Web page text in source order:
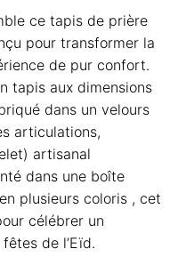
ce tapis de prière
pour transformer la
de pur confort.
tapis aux dimensions
dans un velours
articulations,
artisanal
dans une boîte
plusieurs coloris , cet
célébrer un
de l’Eïd.